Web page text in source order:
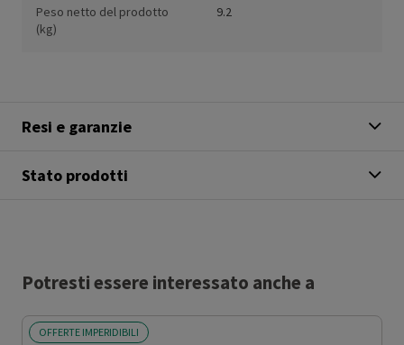
Peso netto del prodotto
(kg)
9.2
Resi e garanzie
Stato prodotti
Potresti essere interessato anche a
OFFERTE IMPERIDIBILI